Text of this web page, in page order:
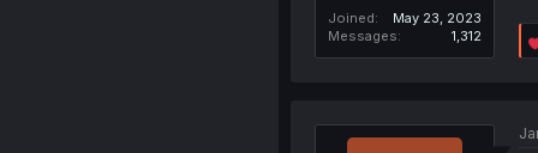
Joined
May 23, 2023
Messages
1,312